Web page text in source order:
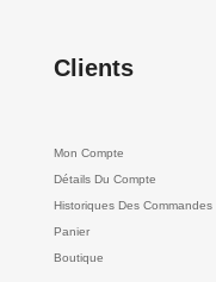
Clients
Mon Compte
Détails Du Compte
Historiques Des Commandes
Panier
Boutique